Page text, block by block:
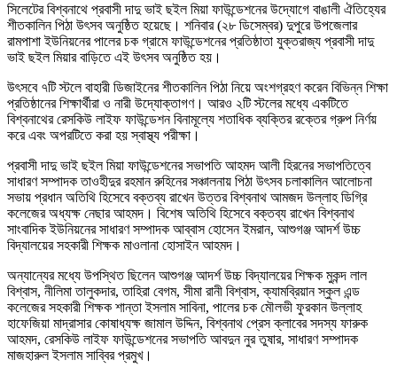
সিলেটের বিশ্বনাথে প্রবাসী দাদু ভাই ছইল মিয়া ফাউন্ডেশনের উদ্যোগে বাঙালী ঐতিহ্যের
শীতকালিন পিঠা উৎসব অনুষ্ঠিত হয়েছে। শনিবার (২৮ ডিসেম্বর) দুপুরে উপজেলার
রামপাশা ইউনিয়নের পালের চক গ্রামে ফাউন্ডেশনের প্রতিষ্ঠাতা যুক্তরাজ্য প্রবাসী দাদু
ভাই ছইল মিয়ার বাড়িতে এই উৎসব অনুষ্ঠিত হয়।
উৎসবে ৭টি স্টলে বাহারী ডিজাইনের শীতকালিন পিঠা নিয়ে অংশগ্রহণ করেন বিভিন্ন শিক্ষা
প্রতিষ্ঠানের শিক্ষার্থীরা ও নারী উদ্যোক্তাগণ। আরও ২টি স্টলের মধ্যে একটিতে
বিশ্বনাথের রেসকিউ লাইফ ফাউন্ডেশন বিনামূল্যে শতাধিক ব্যক্তির রক্তের গ্রুপ নির্ণয়
করে এবং অপরটিতে করা হয় স্বাস্থ্য পরীক্ষা।
প্রবাসী দাদু ভাই ছইল মিয়া ফাউন্ডেশনের সভাপতি আহমদ আলী হিরনের সভাপতিত্বে
সাধারণ সম্পাদক তাওহীদুর রহমান রুহিনের সঞ্চালনায় পিঠা উৎসব চলাকালিন আলোচনা
সভায় প্রধান অতিথি হিসেবে বক্তব্য রাখেন উত্তর বিশ্বনাথ আমজদ উল্লাহ ডিগ্রি
কলেজের অধ্যক্ষ নেছার আহমদ। বিশেষ অতিথি হিসেবে বক্তব্য রাখেন বিশ্বনাথ
সাংবাদিক ইউনিয়নের সাধারণ সম্পাদক আব্বাস হোসেন ইমরান, আশুগঞ্জ আদর্শ উচ্চ
বিদ্যালয়ের সহকারী শিক্ষক মাওলানা হোসাইন আহমদ।
অন্যান্যের মধ্যে উপস্থিত ছিলেন আশুগঞ্জ আদর্শ উচ্চ বিদ্যালয়ের শিক্ষক মুকন্দ লাল
বিশ্বাস, নীলিমা তালুকদার, তাহিরা বেগম, সীমা রানী বিশ্বাস, ক্যামব্রিয়ান স্কুল এন্ড
কলেজের সহকারী শিক্ষক শান্তা ইসলাম সাবিনা, পালের চক মৌলভী ফুরকান উল্লাহ
হাফেজিয়া মাদ্রাসার কোষাধ্যক্ষ জামাল উদ্দিন, বিশ্বনাথ প্রেস ক্লাবের সদস্য ফারুক
আহমদ, রেসকিউ লাইফ ফাউন্ডেশনের সভাপতি আবদুন নুর তুষার, সাধারণ সম্পাদক
মাজহারুল ইসলাম সাব্বির প্রমুখ।